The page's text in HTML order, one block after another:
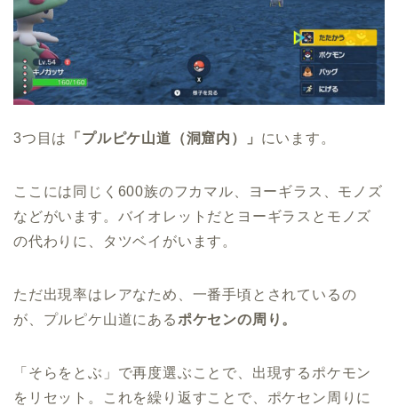
3つ目は 「プルピケ山道（洞窟内）」 にいます。
ここには同じく600族のフカマル、ヨーギラス、モノズ
などがいます。バイオレットだとヨーギラスとモノズ
の代わりに、タツベイがいます。
ただ出現率はレアなため、一番手頃とされているの
が、プルピケ山道にあるポケセンの周り。
「そらをとぶ」で再度選ぶことで、出現するポケモン
をリセット。これを繰り返すことで、ポケセン周りに